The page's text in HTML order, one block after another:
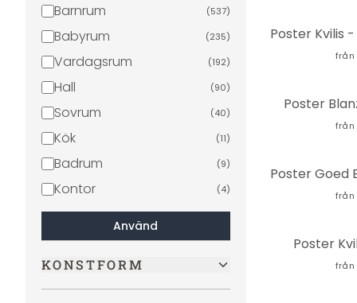
Berg (4)
Mat & dryck (4)
Sport (3)
Städer & resor 3)
Religion och kultur 3)
Geometrisk )
Personligheter )
Gräs )
Strand
Ränder (1)
Fotboll )
Mönster (1)
Barnrum (537)
Babyrum (235)
Vardagsrum (192)
Hall (90)
Sovrum (40)
Kök (11)
Badrum (9)
Kontor (4)
Använd
KONSTFORM
från
Poster
från
från
Poster
från